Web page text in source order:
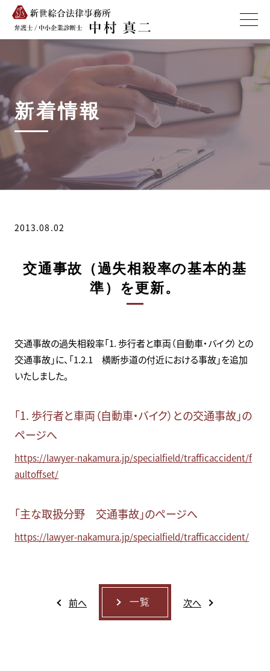
新着情報
2013.08.02
交通事故（過失相殺率の基本的基
準）を更新。
交通事故の過失相殺率「1. 歩行者と車両（自動車・バイク）との
交通事故」に、「1.2.1 横断歩道の付近における事故」を追加
いたしました。
「1. 歩行者と車両（自動車・バイク）との交通事故」の
ページへ
https://lawyer-nakamura.jp/specialfield/trafficaccident/f
aultoffset/
「主な取扱分野 交通事故」のページへ
https://lawyer-nakamura.jp/specialfield/trafficaccident/
前へ 一覧 次へ